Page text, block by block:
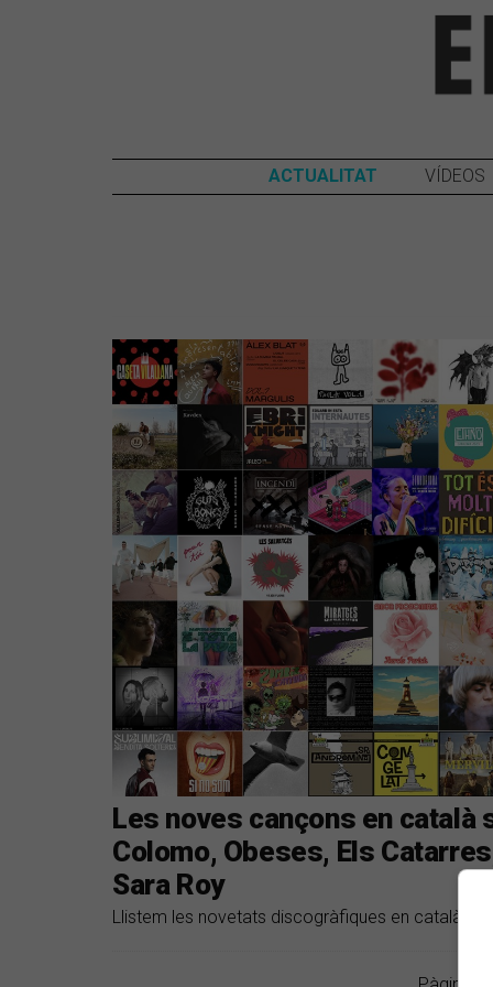
ACTUALITAT VÍDEOS
Les noves cançons en català
Colomo, Obeses, Els
Sara Roy
Llistem les novetats discogràfiques en català